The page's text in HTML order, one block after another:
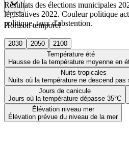
Horizon temporel
2030 2050
2100
Température été
Hausse de la température moyenne en
Nuits tropicales
Nuits où la température ne descend pas
Jours de canicule
Jours où la température dépasse 35°C
Élévation niveau mer
Élévation prévue du niveau de la mer
Résultats des élections municipales
législatives 2022. Couleur politique
politique, taux d'abstention.